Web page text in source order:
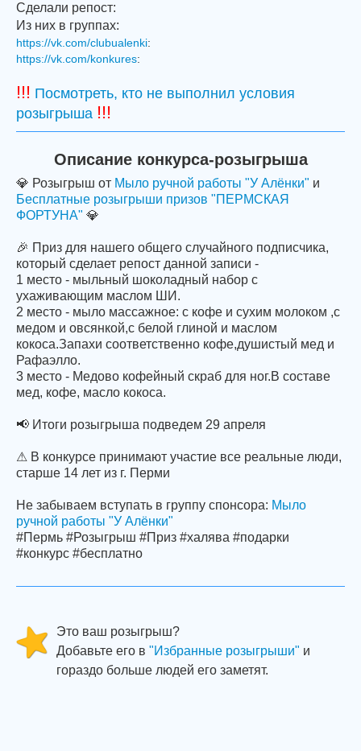
Сделали репост:
Из них в группах:
https://vk.com/clubualenki:
https://vk.com/konkures:
!!! Посмотреть, кто не выполнил условия
розыгрыша !!!
Описание конкурса-розыгрыша
💎 Розыгрыш от Мыло ручной работы "У Алёнки" и
Бесплатные розыгрыши призов "ПЕРМСКАЯ
ФОРТУНА" 💎
🎉 Приз для нашего общего случайного подписчика,
который сделает репост данной записи -
1 место - мыльный шоколадный набор с
ухаживающим маслом ШИ.
2 место - мыло массажное: с кофе и сухим молоком ,с
медом и овсянкой,с белой глиной и маслом
кокоса.Запахи соответственно кофе,душистый мед и
Рафаэлло.
3 место - Медово кофейный скраб для ног.В составе
мед, кофе, масло кокоса.
📢 Итоги розыгрыша подведем 29 апреля
⚠ В конкурсе принимают участие все реальные люди,
старше 14 лет из г. Перми
Не забываем вступать в группу спонсора: Мыло
ручной работы "У Алёнки"
#Пермь #Розыгрыш #Приз #халява #подарки
#конкурс #бесплатно
Это ваш розыгрыш?
Добавьте его в "Избранные розыгрыши" и
гораздо больше людей его заметят.